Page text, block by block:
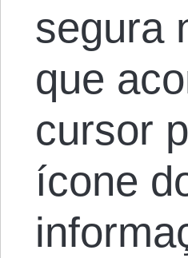
segura
que
cursor
ícone